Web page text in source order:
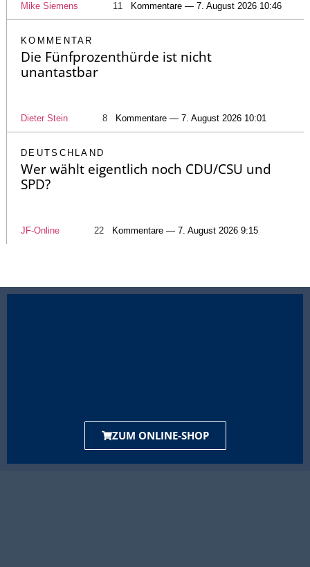
Mike Siemens 11 Kommentare — 7. August 2026 10:46
KOMMENTAR
Die Fünfprozenthürde ist nicht
unantastbar
Dieter Stein 8 Kommentare — 7. August 2026 10:01
DEUTSCHLAND
Wer wählt eigentlich noch CDU/CSU und
SPD?
JF-Online 22 Kommentare — 7. August 2026 9:15
ZUM ONLINE-SHOP